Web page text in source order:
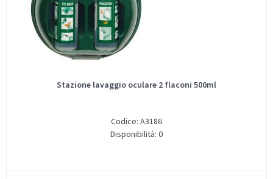
Stazione lavaggio oculare 2 flaconi 500ml
Codice: A3186
Disponibilità: 0